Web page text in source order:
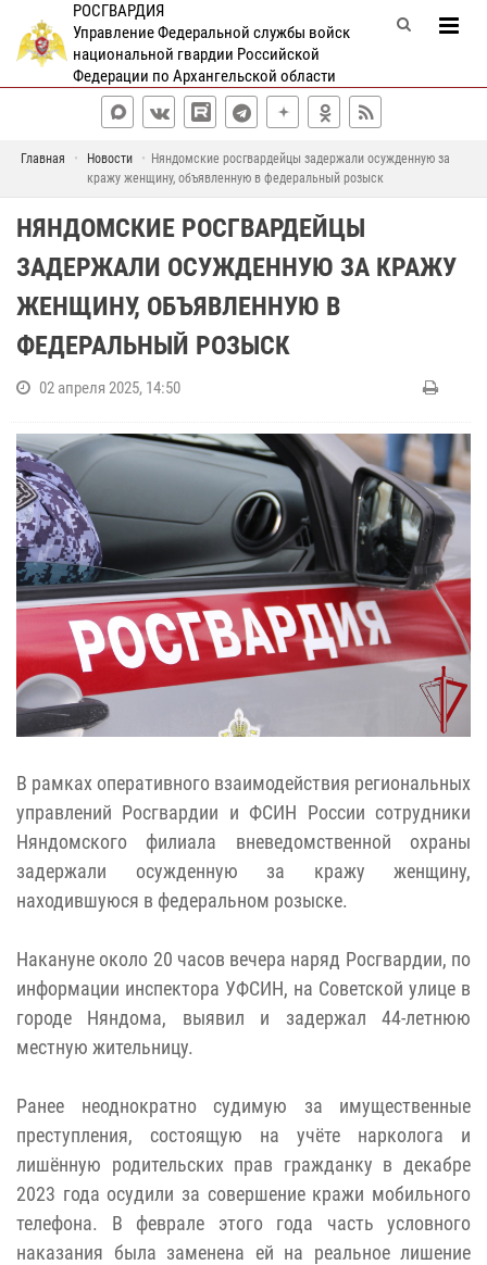
РОСГВАРДИЯ
Управление Федеральной службы войск
национальной гвардии Российской
Федерации по Архангельской области
Главная Новости
Няндомские росгвардейцы задержали осужденную за
кражу женщину, объявленную в федеральный розыск
НЯНДОМСКИЕ РОСГВАРДЕЙЦЫ
ЗАДЕРЖАЛИ ОСУЖДЕННУЮ ЗА КРАЖУ
ЖЕНЩИНУ, ОБЪЯВЛЕННУЮ В
ФЕДЕРАЛЬНЫЙ РОЗЫСК
02 апреля 2025, 14:50
В рамках оперативного взаимодействия региональных
управлений Росгвардии и ФСИН России сотрудники
Няндомского филиала вневедомственной охраны
задержали осужденную за кражу женщину,
находившуюся в федеральном розыске.
Накануне около 20 часов вечера наряд Росгвардии, по
информации инспектора УФСИН, на Советской улице в
городе Няндома, выявил и задержал 44-летнюю
местную жительницу.
Ранее неоднократно судимую за имущественные
преступления, состоящую на учёте нарколога и
лишённую родительских прав гражданку в декабре
2023 года осудили за совершение кражи мобильного
телефона. В феврале этого года часть условного
наказания была заменена ей на реальное лишение